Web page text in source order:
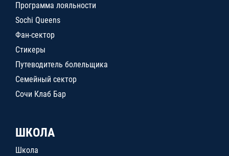
Программа лояльности
Sochi Queens
Фан-сектор
Стикеры
Путеводитель болельщика
Семейный сектор
Сочи Клаб Бар
ШКОЛА
Школа